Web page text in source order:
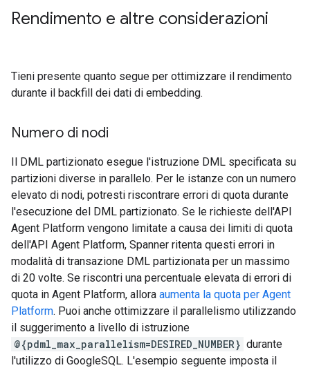
Rendimento e altre considerazioni
Tieni presente quanto segue per ottimizzare il rendimento
durante il backfill dei dati di embedding.
Numero di nodi
Il DML partizionato esegue l'istruzione DML specificata su
partizioni diverse in parallelo. Per le istanze con un numero
elevato di nodi, potresti riscontrare errori di quota durante
l'esecuzione del DML partizionato. Se le richieste dell'API
Agent Platform vengono limitate a causa dei limiti di quota
dell'API Agent Platform, Spanner ritenta questi errori in
modalità di transazione DML partizionata per un massimo
di 20 volte. Se riscontri una percentuale elevata di errori di
quota in Agent Platform, allora aumenta la quota per Agent
Platform. Puoi anche ottimizzare il parallelismo utilizzando
il suggerimento a livello di istruzione
@{pdml_max_parallelism=DESIRED_NUMBER} durante
l'utilizzo di GoogleSQL. L'esempio seguente imposta il